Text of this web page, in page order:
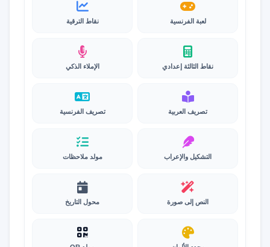
لعبة الفرنسية نقاط الترقية
نقاط الثالثة إعدادي الإملاء الذكي
تصريف العربية تصريف الفرنسية
التشكيل والإعراب مولد ملاحظات
النص إلى صورة محول التاريخ